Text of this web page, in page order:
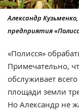
Александр
предприятия
«Полисся»
Примечательно,
обслуживает
площади земли
Но Александр не